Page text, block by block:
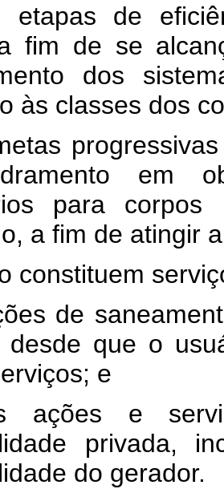
etapas de
fim de se
dos
às classes dos
em
para
a fim de atingir
constituem
de
desde que o
e
e
privada,
do gerador.